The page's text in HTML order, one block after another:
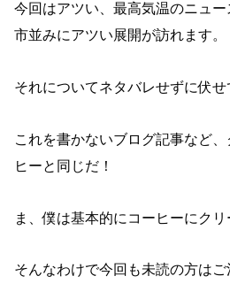
今回はアツい、最高気温のニュ
市並みにアツい展開が訪れます。
それについてネタバレせずに伏せ
これを書かないブログ記事など
ヒーと同じだ！
ま、僕は基本的にコーヒーにクリ
そんなわけで今回も未読の方はご